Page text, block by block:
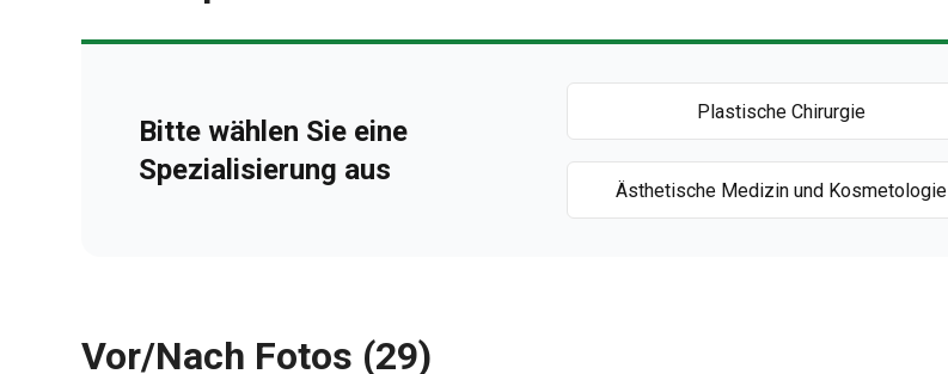
Bitte wählen Sie eine
Spezialisierung aus
Plastische Chirurgie
Ästhetische Medizin und Kosmetologie
Vor/Nach Fotos (29)